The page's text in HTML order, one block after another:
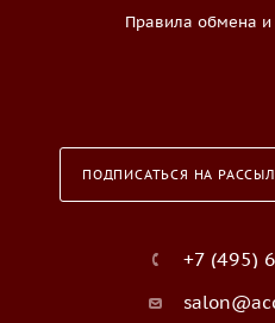
Правила обмена и
ПОДПИСАТЬСЯ НА
+7 (495)